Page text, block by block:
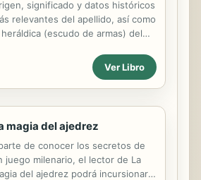
de los temas y el lenguaje
propio de la revista, la
en un material claro de
que no sean...
significado y datos históricos
relevantes del apellido, así como
heráldica (escudo de armas) del
de todas nuestras láminas
regimos por un estricto
cuya finalidad es la de
la veracidad y utilidad de la
de los principales
metales y piezas
Ver Libro
magia del ajedrez
de conocer los secretos de
juego milenario, el lector de La
del ajedrez podrá incursionar